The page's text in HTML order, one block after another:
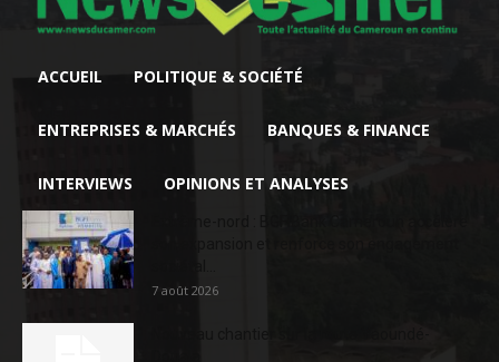
ACCUEIL POLITIQUE & SOCIÉTÉ
ENTREPRISES & MARCHÉS BANQUES & FINANCE
INTERVIEWS OPINIONS ET ANALYSES
7 août 2026